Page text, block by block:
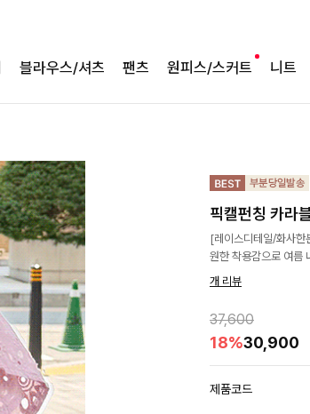
블라우스/셔츠 팬츠 원피스/스커트 니트
픽캘펀칭 카라
[레이스디테일/화사한
원한 착용감으로 여름
개 리뷰
37,600
18%30,900
제품코드